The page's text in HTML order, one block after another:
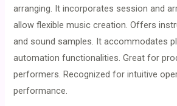
arranging. It incorporates session and
allow flexible music creation. Offers
and sound samples. It accommodates
automation functionalities. Great for
performers. Recognized for intuitive
performance.